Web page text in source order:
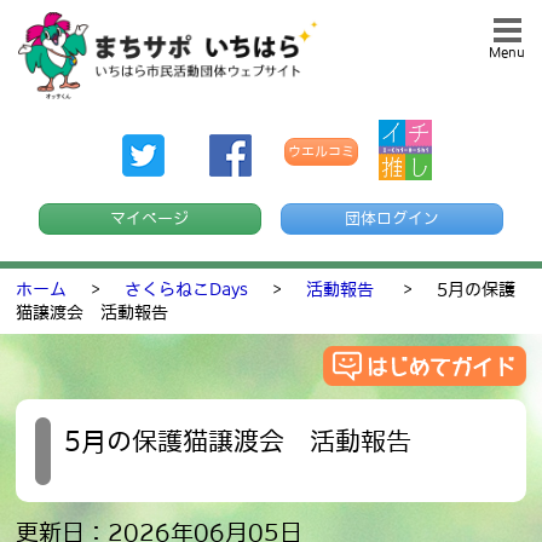
マイページ 団体ログイン
ウエルコミ
Menu
ホーム > さくらねこDays > 活動報告 >
5月の保護
猫譲渡会 活動報告
5月の保護猫譲渡会 活動報告
更新日：2026年06月05日